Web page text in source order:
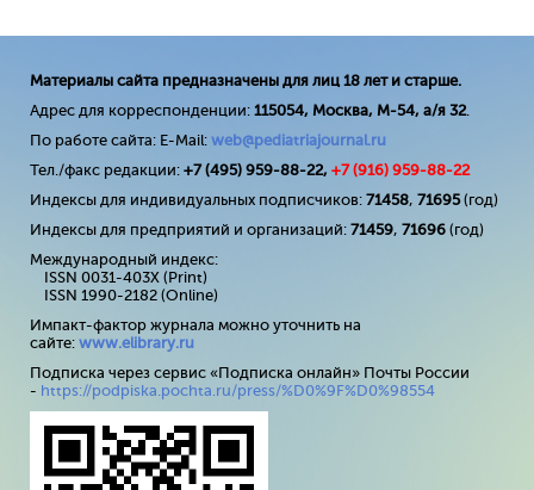
Материалы сайта предназначены для лиц 18 лет и старше.
Адрес для корреспонденции: 115054, Москва, М-54, а/я 32.
По работе сайта: E-Mail: web@pediatriajournal.ru
Тел./факс редакции: +7 (495) 959-88-22, +7 (916) 959-88-22
Индексы для индивидуальных подписчиков: 71458, 71695(год)
Индексы для предприятий и организаций: 71459, 71696 (год)
Международный индекс:
ISSN 0031-403X (Print)
ISSN 1990-2182 (Online)
Импакт-фактор журнала можно уточнить на
сайте: www.elibrary.ru
Подписка через сервис «Подписка онлайн» Почты России
- https://podpiska.pochta.ru/press/%D0%9F%D0%98554